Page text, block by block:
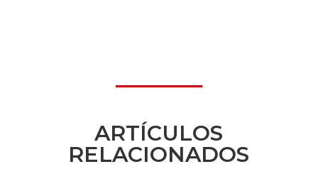
ARTÍCULOS
RELACIONADOS